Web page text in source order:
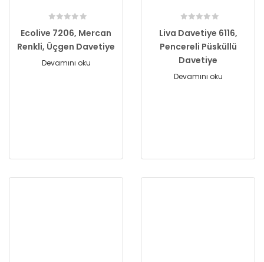
Ecolive 7206, Mercan
Renkli, Üçgen Davetiye
Devamını oku
Liva Davetiye 6116,
Pencereli Püsküllü
Davetiye
Devamını oku